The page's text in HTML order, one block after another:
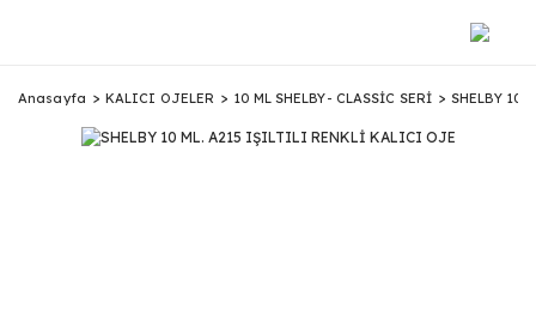
Anasayfa KALICI OJELER 10 ML SHELBY- CLASSİC SERİ SHELBY 10